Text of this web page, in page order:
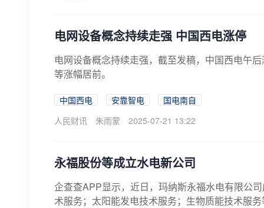
电网设备概念持续走强 中国西电涨停
电网设备概念持续走强，截至发稿，中国西电午
等涨幅居前。
中国西电 安靠智电
国电南自
人民财讯
朱雨蒙 2025-07-21 13:22
永福股份等成立水电新公司
企查查APP显示，近日，玛纳斯永福水电有限公
术服务；太阳能发电技术服务；生物质能技术服